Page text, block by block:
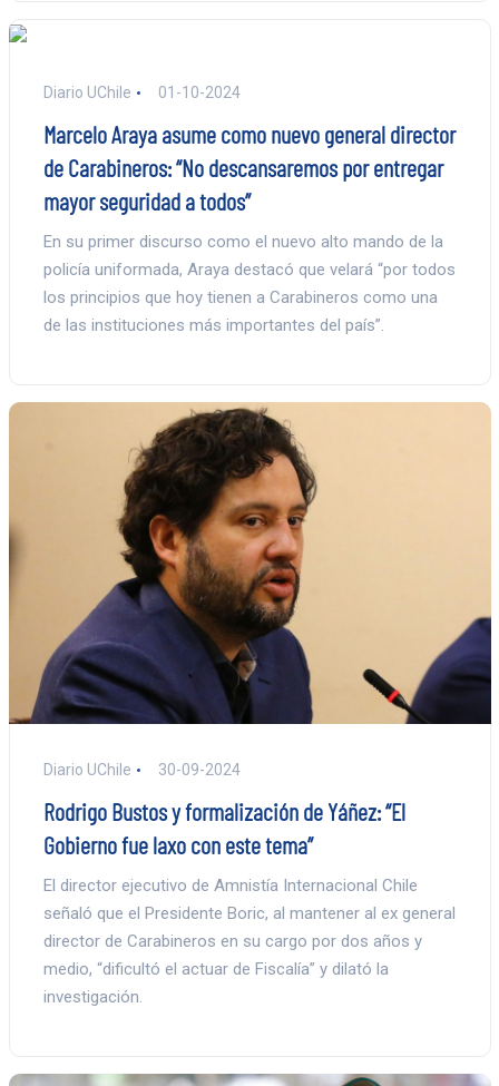
Diario UChile 01-10-2024
Marcelo Araya asume como nuevo general director
de Carabineros: “No descansaremos por entregar
mayor seguridad a todos”
En su primer discurso como el nuevo alto mando de la
policía uniformada, Araya destacó que velará “por todos
los principios que hoy tienen a Carabineros como una
de las instituciones más importantes del país”.
Diario UChile 30-09-2024
Rodrigo Bustos y formalización de Yáñez: “El
Gobierno fue laxo con este tema”
El director ejecutivo de Amnistía Internacional Chile
señaló que el Presidente Boric, al mantener al ex general
director de Carabineros en su cargo por dos años y
medio, “dificultó el actuar de Fiscalía” y dilató la
investigación.